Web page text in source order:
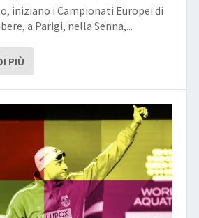
iniziano i Campionati Europei di
a Parigi, nella Senna,...
PIÙ